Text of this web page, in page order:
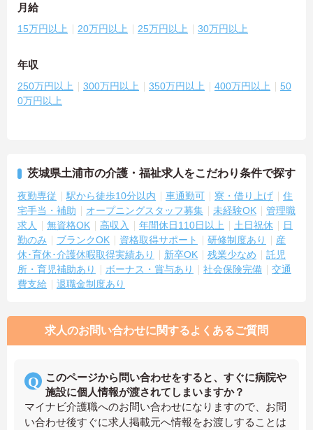
月給
15万円以上 20万円以上 25万円以上 30万円以上
年収
250万円以上 300万円以上 350万円以上 400万円以上
50
0万円以上
茨城県土浦市の介護・福祉求人をこだわり条件で探す
夜勤専従 駅から徒歩10分以内 車通勤可 寮・借り上げ
住
宅手当・補助
オープニングスタッフ募集 未経験OK
管理職
求人
無資格OK 高収入 年間休日110日以上 土日祝休
日
勤のみ
ブランクOK 資格取得サポート 研修制度あり
産
休･育休･介護休暇取得実績あり
新卒OK 残業少なめ
託児
所・育児補助あり
ボーナス・賞与あり 社会保険完備
交通
費支給
退職金制度あり
求人のお問い合わせに関するよくあるご質問
このページから問い合わせをすると、すぐに病院や
施設に個人情報が渡されてしまいますか？
マイナビ介護職へのお問い合わせになりますので、お問
い合わせ後すぐに求人掲載元へ情報をお渡しすることは